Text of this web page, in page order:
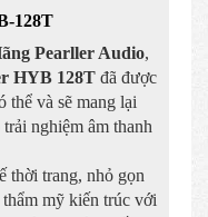
128T
Pearller Audio,
HYB 128T đã được
thể và sẽ mang lại
nghiệm âm thanh
thời trang, nhỏ gọn
mỹ kiến ​​trúc với